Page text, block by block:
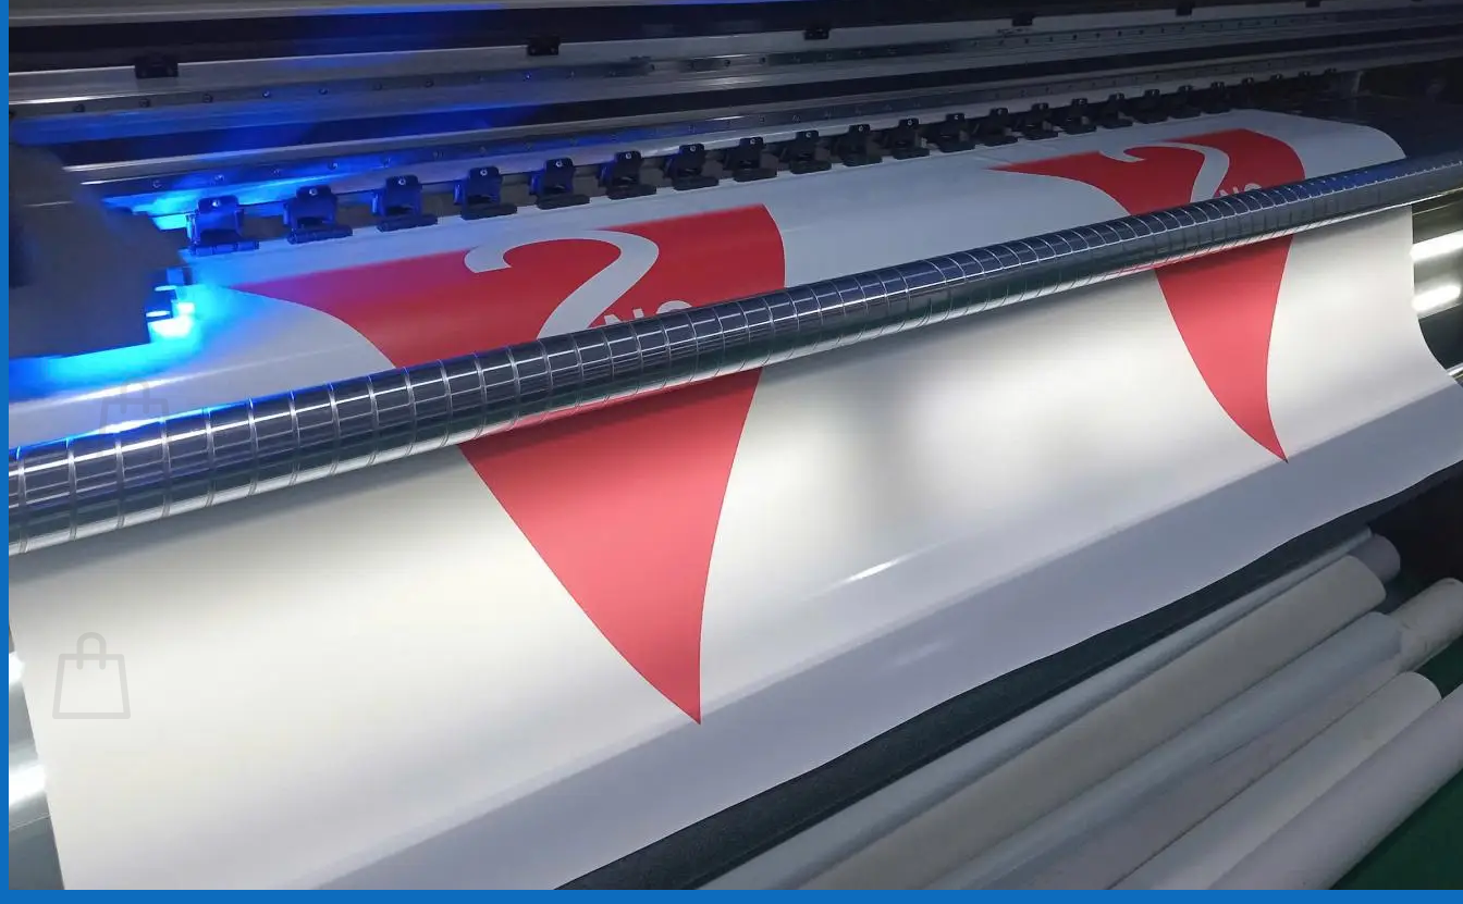
Backdrop
In Decal
Tin tức
Tin Tức In Kỹ Thuật Số
Tin Tức In UV
Tin tức công ty
Tuyển dụng
Câu hỏi thường gặp
Giỏ hàng / 0₫
Chưa có sản phẩm trong giỏ hàng.
Quay trở lại cửa hàng